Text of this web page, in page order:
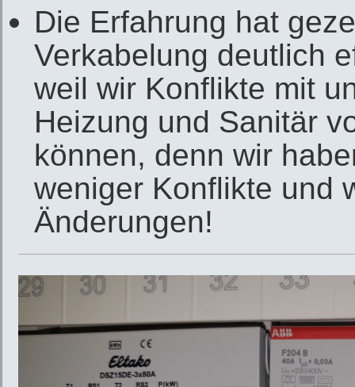
Die Erfahrung hat
Verkabelung deutlich
weil wir Konflikte mit
Heizung und Sanitär
können, denn wir
weniger Konflikte und
Änderungen!